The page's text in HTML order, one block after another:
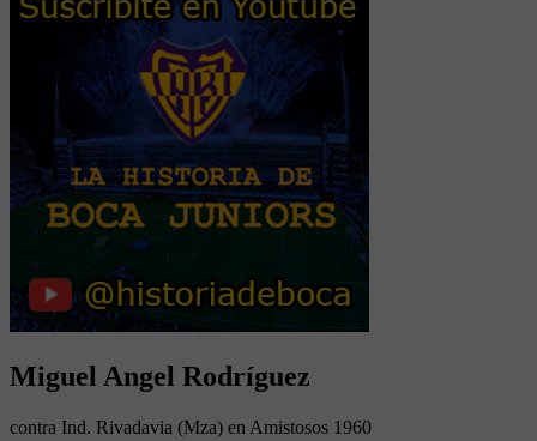
Miguel Angel Rodríguez
contra Ind. Rivadavia (Mza) en Amistosos 1960